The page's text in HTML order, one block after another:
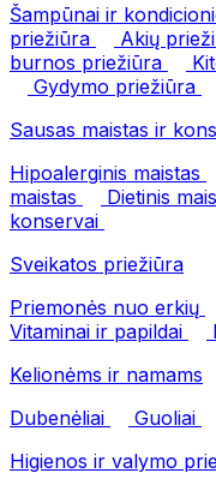
Šampūnai ir
priežiūra
Akių
burnos priežiūra
Gydymo priežiūra
Sausas maistas ir
Hipoalerginis maistas
maistas
Dietinis
konservai
Sveikatos priežiūra
Priemonės nuo erkių
Vitaminai ir papildai
Kelionėms ir namams
Dubenėliai
Guoliai
Higienos ir valymo